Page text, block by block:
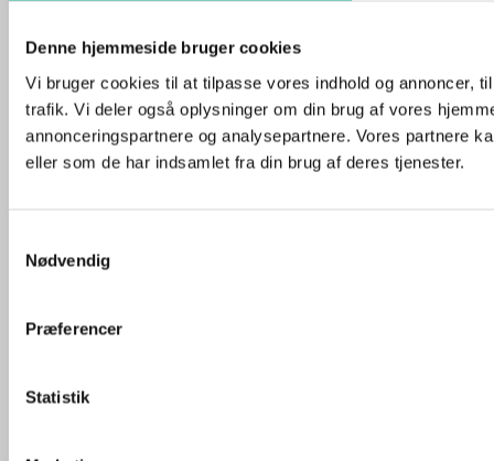
Denne hjemmeside bruger cookies
Vi bruger cookies til at tilpasse vores indhold og annoncer,
trafik. Vi deler også oplysninger om din brug af vores
annonceringspartnere og analysepartnere. Vores partnere
eller som de har indsamlet fra din brug af deres tjenester.
Nødvendig
Præferencer
Statistik